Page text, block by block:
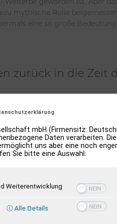
mythische Rolle
eine so große
zurück in die Zeit
Mette
darauf, dass ein Gesetz
Sprachen als Dänisch
mbH (Firmensitz:
Daten verarbeiten.
uns aber eine noch
Sie bitte eine Auswahl:
Weiterentwicklung
ⓘ Alle Details